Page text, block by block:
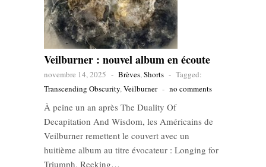
Veilburner : nouvel album en écoute
novembre 14, 2025 - Brèves,Shorts - Tagged:
Transcending Obscurity,Veilburner - no comments
À peine un an après The Duality Of
Decapitation And Wisdom, les Américains de
Veilburner remettent le couvert avec un
huitième album au titre évocateur : Longing for
Triumph, Reeking…